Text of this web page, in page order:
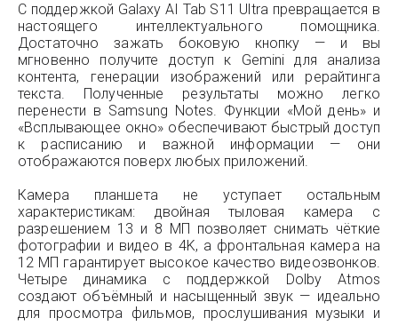
С поддержкой Galaxy AI Tab S11 Ultra превращается в
настоящего интеллектуального помощника.
Достаточно зажать боковую кнопку — и вы
мгновенно получите доступ к Gemini для анализа
контента, генерации изображений или рерайтинга
текста. Полученные результаты можно легко
перенести в Samsung Notes. Функции «Мой день» и
«Всплывающее окно» обеспечивают быстрый доступ
к расписанию и важной информации — они
отображаются поверх любых приложений.
Камера планшета не уступает остальным
характеристикам: двойная тыловая камера с
разрешением 13 и 8 МП позволяет снимать чёткие
фотографии и видео в 4K, а фронтальная камера на
12 МП гарантирует высокое качество видеозвонков.
Четыре динамика с поддержкой Dolby Atmos
создают объёмный и насыщенный звук — идеально
для просмотра фильмов, прослушивания музыки и